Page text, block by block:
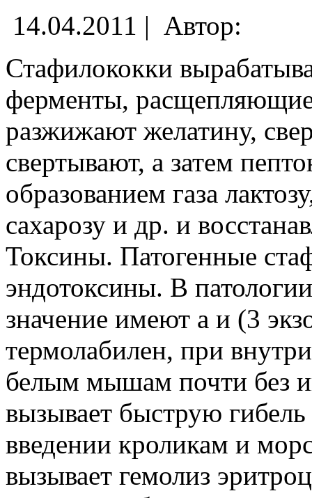
14.04.2011 | Автор:
Стафилококки
ферменты,
разжижают желатину,
свертывают, а затем
образованием газа
сахарозу и др. и
Токсины. Патогенные
эндотоксины. В
значение имеют а и (3
термолабилен, при
белым мышам почти без
вызывает быструю
введении кроликам и
вызывает гемолиз